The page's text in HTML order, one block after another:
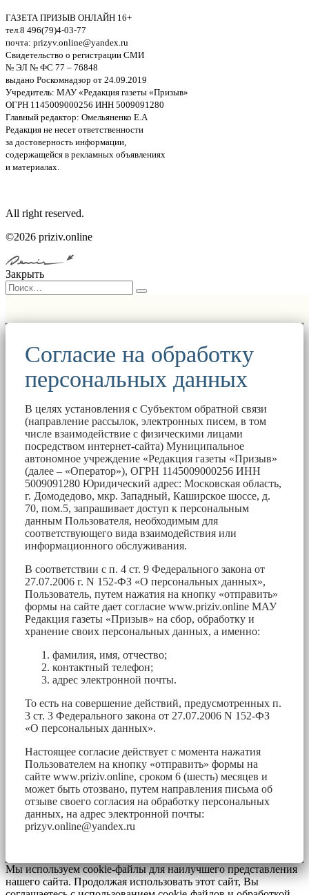
ГАЗЕТА ПРИЗЫВ ОНЛАЙН 16+
тел.8 496(79)4-03-77
почта: prizyv.online@yandex.ru
Свидетельство о регистрации СМИ
№ ЭЛ № ФС 77 – 76848
выдано Роскомнадзор от 24.09.2019
Учредитель: МАУ «Редакция газеты «Призыв»
ОГРН 1145009000256 ИНН 5009091280
Главный редактор: Омельяненко Е.А
Редакция не несет ответственности
за достоверность информации,
содержащейся в рекламных объявлениях
и материалах.
All right reserved.
©2026 priziv.online
Закрыть
Согласие на обработку
персональных данных
В целях установления с Субъектом обратной связи
(направление рассылок, электронных писем, в том
числе взаимодействие с физическими лицами
посредством интернет-сайта) Муниципальное
автономное учреждение «Редакция газеты «Призыв»
(далее – «Оператор»), ОГРН 1145009000256 ИНН
5009091280 Юридический адрес: Московская область,
г. Домодедово, мкр. Западный, Каширское шоссе, д.
70, пом.5, запрашивает доступ к персональным
данным Пользователя, необходимым для
соответствующего вида взаимодействия или
информационного обслуживания.
В соответствии с п. 4 ст. 9 Федерального закона от
27.07.2006 г. N 152-ФЗ «О персональных данных»,
Пользователь, путем нажатия на кнопку «отправить»
формы на сайте дает согласие www.priziv.online МАУ
Редакция газеты «Призыв» на сбор, обработку и
хранение своих персональных данных, а именно:
фамилия, имя, отчество;
контактный телефон;
адрес электронной почты.
То есть на совершение действий, предусмотренных п.
3 ст. 3 Федерального закона от 27.07.2006 N 152-ФЗ
«О персональных данных».
Настоящее согласие действует с момента нажатия
Пользователем на кнопку «отправить» формы на
сайте www.priziv.online, сроком 6 (шесть) месяцев и
может быть отозвано, путем направления письма об
отзыве своего согласия на обработку персональных
данных, на адрес электронной почты:
prizyv.online@yandex.ru
Мы используем cookie-файлы для наилучшего представления
нашего сайта. Продолжая использовать этот сайт, Вы